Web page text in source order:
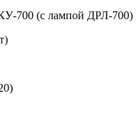
700 (с лампой ДРЛ-700)